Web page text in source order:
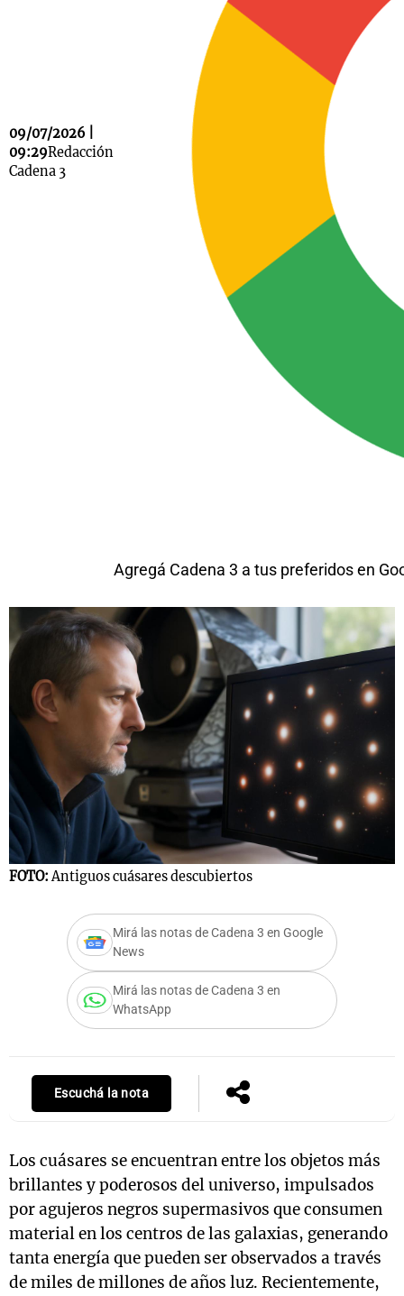
09/07/2026 |
09:29Redacción
Cadena 3
Agregá Cadena 3 a tus preferidos en
FOTO:Antiguos cuásares descubiertos
Mirá las notas de Cadena 3 en Google
News
Mirá las notas de Cadena 3 en
WhatsApp
Escuchá la nota
Los cuásares se encuentran entre los objetos más
brillantes y poderosos del universo, impulsados
por agujeros negros supermasivos que consumen
material en los centros de las galaxias, generando
tanta energía que pueden ser observados a través
de miles de millones de años luz. Recientemente,